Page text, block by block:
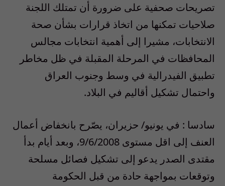
تصريحات صحفية على ضرورة أن تمتلك اللجنة
صلاحيات تمكنها من اتخاذ قرارات بشأن صحة
الانتخابات، مشيرا إلى أهمية انتخابات مجالس
المحافظات في المرحلة المقبلة في ظل مخاطر
تطبيق الفيدرالية في وسط وجنوب العراق
واحتمال تشكيل أقاليم في البلاد.
سادسا : في يونيو/ حزيران، يصّرح بانخفاض أعمال
العنف إلى اقل مستوى 9/6/2008، وبعد أيام بدأ
مقتدى الصدر يدعو إلى تشكيل فصائل مسلحة
وتوقعات بمواجهة حادة من قبل الحكومة